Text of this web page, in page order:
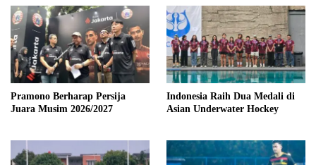
Pramono Berharap Persija
Juara Musim 2026/2027
Indonesia Raih Dua Medali di
Asian Underwater Hockey